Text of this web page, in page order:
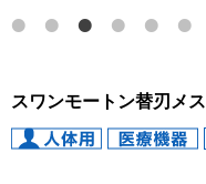
スワンモートン替刃メス